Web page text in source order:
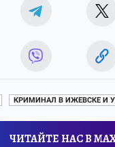
КРИМИНАЛ В ИЖЕВСКЕ И
ЧИТАЙТЕ НАС В